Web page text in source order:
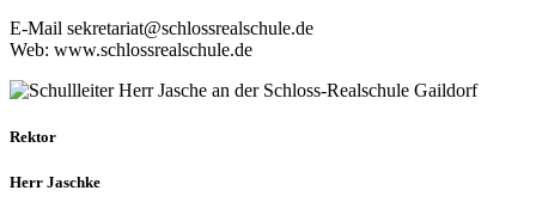
E-Mail sekretariat@schlossrealschule.de
Web: www.schlossrealschule.de
Rektor
Herr Jaschke